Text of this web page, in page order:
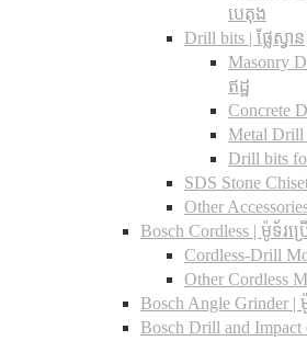
បេតុង
Drill bits |​ ផ្លែស្វាន
Masonry
ឥដ្ឋ
Concrete
Metal Drill
Drill bits
SDS Stone
Other
Bosch Cordless | ម៉ូទ័រប្រើ
Cordless-Drill
Other Cordless
Bosch Angle Grinder |
Bosch Drill and Impact